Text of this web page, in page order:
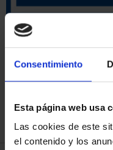
Consentimiento
Esta página web usa
Las cookies de este
el contenido y los